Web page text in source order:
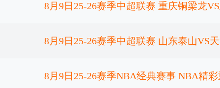
8月9日25-26赛季中超联赛 重庆铜梁龙
正片
8月9日25-26赛季中超联赛 山东泰山VS
正片
8月9日25-26赛季NBA经典赛事 NBA精